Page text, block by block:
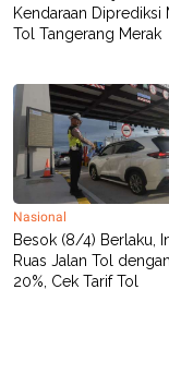
Kendaraan Diprediksi
Tol Tangerang Merak
Nasional
Besok (8/4) Berlaku,
Ruas Jalan Tol
20%, Cek Tarif Tol